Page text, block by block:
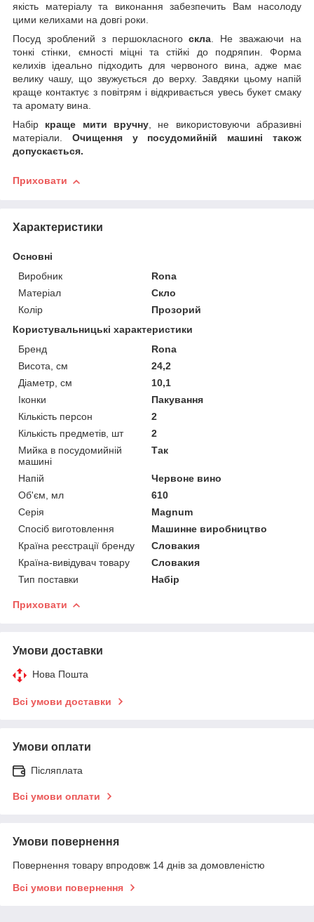
якість матеріалу та виконання забезпечить Вам насолоду
цими келихами на довгі роки.
Посуд зроблений з першокласногоскла. Не зважаючи на
тонкі стінки, ємності міцні та стійкі до подряпин. Форма
келихів ідеально підходить для червоного вина, адже має
велику чашу, що звужується до верху. Завдяки цьому напій
краще контактує з повітрям і відкривається увесь букет смаку
та аромату вина.
Набір краще мити вручну, не використовуючи абразивні
матеріали. Очищення у посудомийній машині також
допускається.
Приховати
Характеристики
Основні
Виробник
Rona
Матеріал
Скло
Колір
Прозорий
Користувальницькі характеристики
Бренд
Rona
Висота, см
24,2
Діаметр, см
10,1
Іконки
Пакування
Кількість персон
2
Кількість предметів, шт
2
Мийка в посудомийній
машині
Так
Напій
Червоне вино
Об'єм, мл
610
Серія
Magnum
Спосіб виготовлення
Машинне виробництво
Країна реєстрації бренду
Словакия
Країна-вивідувач товару
Словакия
Тип поставки
Набір
Приховати
Умови доставки
Нова Пошта
Всі умови доставки
Умови оплати
Післяплата
Всі умови оплати
Умови повернення
Повернення товару впродовж 14 днів за домовленістю
Всі умови повернення